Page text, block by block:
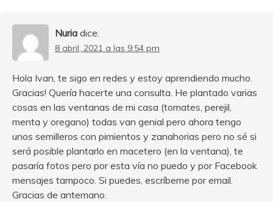
Nuria dice:
8 abril, 2021 a las 9:54 pm
Hola Ivan, te sigo en redes y estoy aprendiendo mucho.
Gracias! Quería hacerte una consulta. He plantado varias
cosas en las ventanas de mi casa (tomates, perejil,
menta y oregano) todas van genial pero ahora tengo
unos semilleros con pimientos y zanahorias pero no sé si
será posible plantarlo en macetero (en la ventana), te
pasaría fotos pero por esta vía no puedo y por Facebook
mensajes tampoco. Si puedes, escríbeme por email.
Gracias de antemano.